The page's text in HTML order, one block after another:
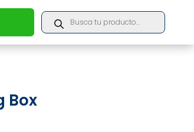
Products
search
Box